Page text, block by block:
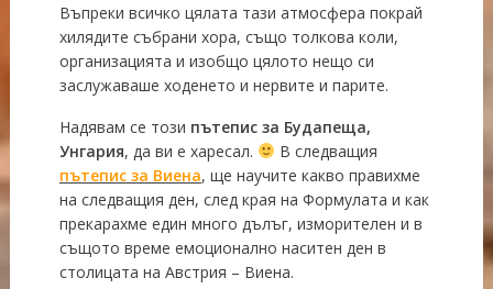
Въпреки всичко цялата тази атмосфера покрай
хилядите събрани хора, също толкова коли,
организацията и изобщо цялото нещо си
заслужаваше ходенето и нервите и парите.
Надявам се този пътепис за Будапеща,
Унгария, да ви е харесал.
В следващия
пътепис за Виена, ще научите какво правихме
на следващия ден, след края на Формулата и как
прекарахме един много дълъг, изморителен и в
същото време емоционално наситен ден в
столицата на Австрия – Виена.